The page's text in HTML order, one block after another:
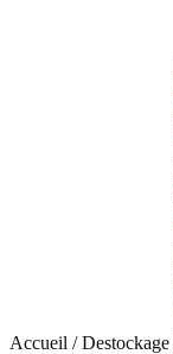
Accueil /Destockage